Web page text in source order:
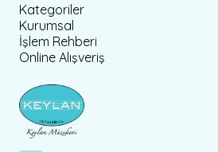
Kategoriler
Kurumsal
İşlem Rehberi
Online Alışveriş